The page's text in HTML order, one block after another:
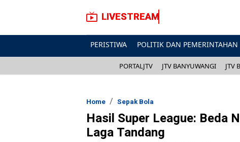
LIVESTREAM
PERISTIWA POLITIK DAN PEMERINTAHAN
PORTALJTV JTV BANYUWANGI JTV
Home Sepak Bola
Hasil Super League: Beda
Laga Tandang